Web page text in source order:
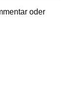
oder